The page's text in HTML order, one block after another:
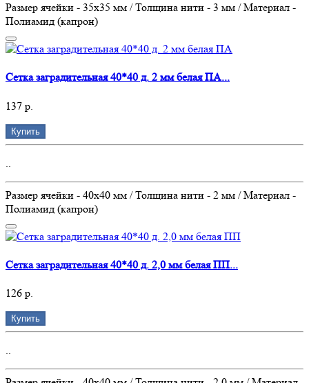
Размер ячейки - 35х35 мм / Толщина нити - 3 мм / Материал -
Полиамид (капрон)
Сетка заградительная 40*40 д. 2 мм белая ПА...
137 р.
Купить
Размер ячейки - 40х40 мм / Толщина нити - 2 мм / Материал -
Полиамид (капрон)
Сетка заградительная 40*40 д. 2,0 мм белая ПП...
126 р.
Купить
..